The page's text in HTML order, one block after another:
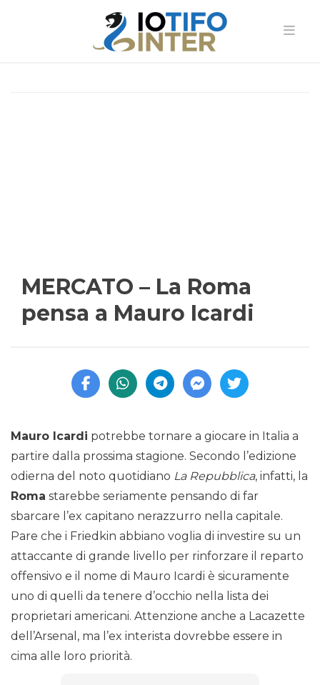
MERCATO – La Roma
pensa a Mauro Icardi
Mauro Icardi potrebbe tornare a giocare in Italia a
partire dalla prossima stagione. Secondo l’edizione
odierna del noto quotidiano La Repubblica, infatti, la
Roma starebbe seriamente pensando di far
sbarcare l’ex capitano nerazzurro nella capitale.
Pare che i Friedkin abbiano voglia di investire su un
attaccante di grande livello per rinforzare il reparto
offensivo e il nome di Mauro Icardi è sicuramente
uno di quelli da tenere d’occhio nella lista dei
proprietari americani. Attenzione anche a Lacazette
dell’Arsenal, ma l’ex interista dovrebbe essere in
cima alle loro priorità.